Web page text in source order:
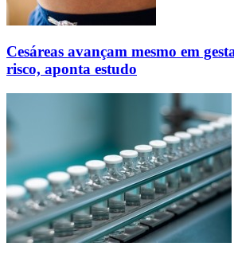
Cesáreas avançam mesmo em
risco, aponta estudo